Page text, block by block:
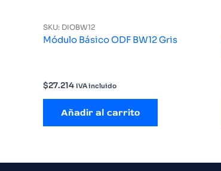
SKU: DIOBW12
Módulo Básico ODF BW12 Gris
$27.214 IVA incluido
Añadir al carrito